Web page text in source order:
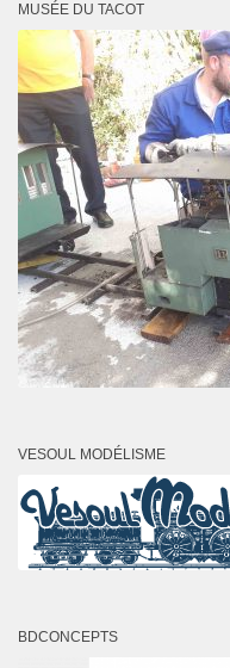
MUSÉE DU TACOT
VESOUL MODÉLISME
BDCONCEPTS